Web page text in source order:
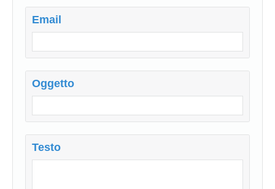
Email
Oggetto
Testo